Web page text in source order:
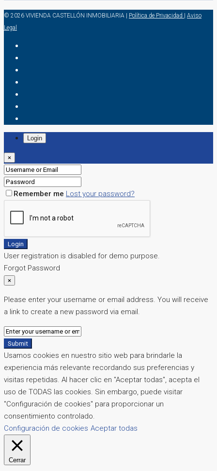
© 2026 VIVIENDA CASTELLÓN INMOBILIARIA Política de Privacidad
Aviso
Legal
Login
×
Remember me Lost your password?
Login
User registration is disabled for demo purpose.
Forgot Password
×
Please enter your username or email address. You will receive
a link to create a new password via email.
Submit
Usamos cookies en nuestro sitio web para brindarle la
experiencia más relevante recordando sus preferencias y
visitas repetidas. Al hacer clic en "Aceptar todas", acepta el
uso de TODAS las cookies. Sin embargo, puede visitar
"Configuración de cookies" para proporcionar un
consentimiento controlado.
Configuración de cookies Aceptar todas
Cerrar